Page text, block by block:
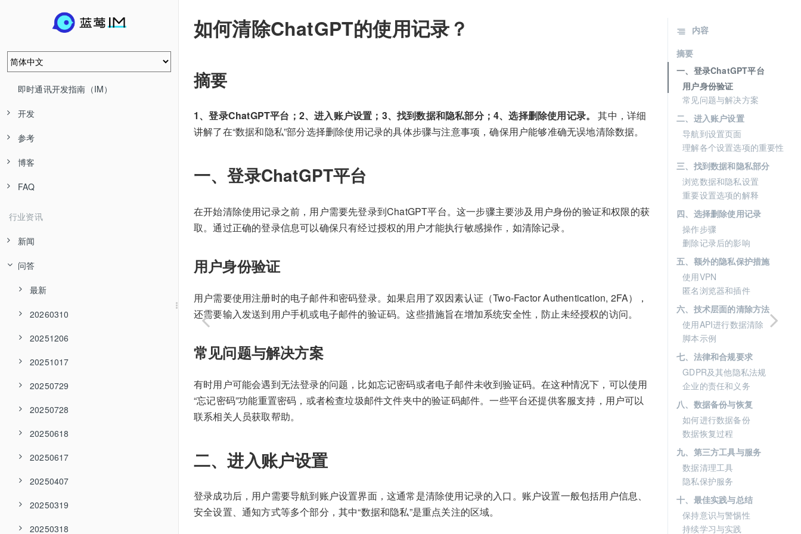
即时通讯开发指南（IM）
开发
参考
博客
FAQ
行业资讯
新闻
问答
最新
20260310
20251206
20251017
20250729
20250728
20250618
20250617
20250407
20250319
20250318
如何清除ChatGPT的使用记录？
摘要
1、登录ChatGPT平台；2、进入账户设置；3、找到数据和隐私部分；4、选择删除使用记录。
其中，详细
讲解了在“数据和隐私”部分选择删除使用记录的具体步骤与注意事项，确保用户能够准确无误地清除数据。
一、登录ChatGPT平台
在开始清除使用记录之前，用户需要先登录到ChatGPT平台。这一步骤主要涉及用户身份的验证和权限的获
取。通过正确的登录信息可以确保只有经过授权的用户才能执行敏感操作，如清除记录。
用户身份验证
用户需要使用注册时的电子邮件和密码登录。如果启用了双因素认证（Two-Factor Authentication, 2FA），
还需要输入发送到用户手机或电子邮件的验证码。这些措施旨在增加系统安全性，防止未经授权的访问。
常见问题与解决方案
有时用户可能会遇到无法登录的问题，比如忘记密码或者电子邮件未收到验证码。在这种情况下，可以使用
“忘记密码”功能重置密码，或者检查垃圾邮件文件夹中的验证码邮件。一些平台还提供客服支持，用户可以
联系相关人员获取帮助。
二、进入账户设置
登录成功后，用户需要导航到账户设置界面，这通常是清除使用记录的入口。账户设置一般包括用户信息、
安全设置、通知方式等多个部分，其中“数据和隐私”是重点关注的区域。
内容
摘要
一、登录ChatGPT平台
用户身份验证
常见问题与解决方案
二、进入账户设置
导航到设置页面
理解各个设置选项的重要性
三、找到数据和隐私部分
浏览数据和隐私设置
重要设置选项的解释
四、选择删除使用记录
操作步骤
删除记录后的影响
五、额外的隐私保护措施
使用VPN
匿名浏览器和插件
六、技术层面的清除方法
使用API进行数据清除
脚本示例
七、法律和合规要求
GDPR及其他隐私法规
企业的责任和义务
八、数据备份与恢复
如何进行数据备份
数据恢复过程
九、第三方工具与服务
数据清理工具
隐私保护服务
十、最佳实践与总结
保持意识与警惕性
持续学习与实践